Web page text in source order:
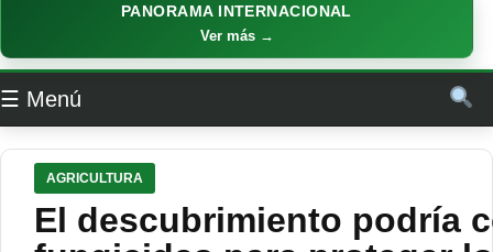
PANORAMA INTERNACIONAL
Ver más →
☰ Menú
AGRICULTURA
El descubrimiento podría